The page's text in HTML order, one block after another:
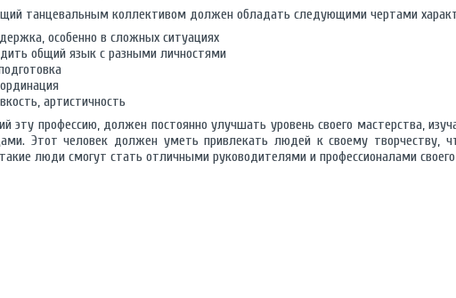
танцевальным коллективом должен обладать следующими чертами
особенно в сложных ситуациях
общий язык с разными личностями
артистичность
эту профессию, должен постоянно улучшать уровень своего мастерства,
Этот человек должен уметь привлекать людей к своему творчеству,
люди смогут стать отличными руководителями и профессионалами